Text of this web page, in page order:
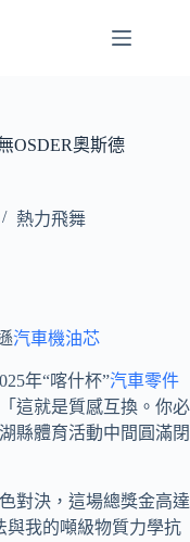
OSDER奧斯德
熱力飛舞
汽車機油芯
年“喀什杯”汽車零件
這就是質感互換。你必
縣體育活動中間圓滿閉
對決，這場總獎金高達
與我的噸級物質力學抗